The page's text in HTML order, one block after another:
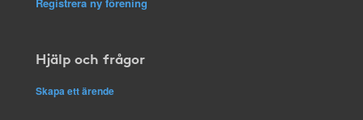
Hjälp och frågor
Skapa ett ärende